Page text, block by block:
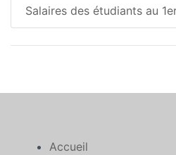
Salaires des étudiants au
Accueil